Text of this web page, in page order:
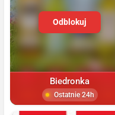
Odblokuj
Biedronka
Ostatnie 24h